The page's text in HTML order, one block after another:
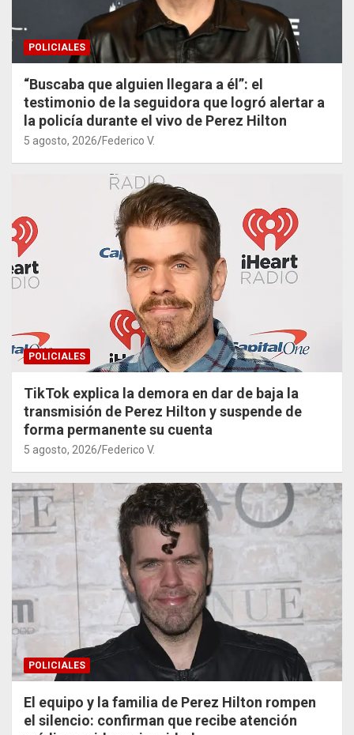
POLICIALES
“Buscaba que alguien llegara a él”: el
testimonio de la seguidora que logró alertar a
la policía durante el vivo de Perez Hilton
5 agosto, 2026 Federico V.
POLICIALES
TikTok explica la demora en dar de baja la
transmisión de Perez Hilton y suspende de
forma permanente su cuenta
5 agosto, 2026 Federico V.
POLICIALES
El equipo y la familia de Perez Hilton rompen
el silencio: confirman que recibe atención